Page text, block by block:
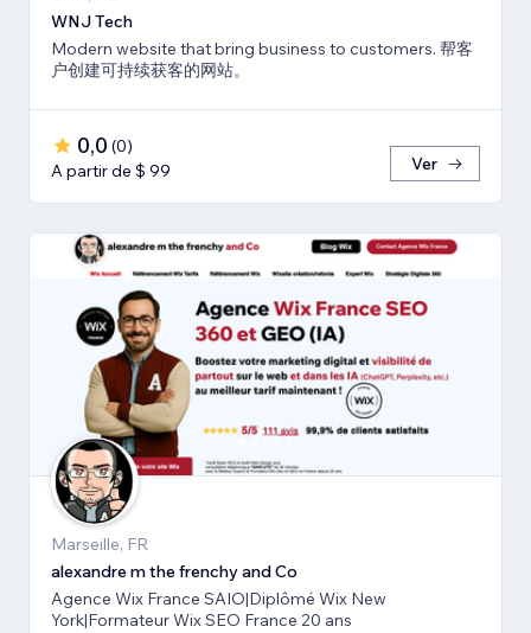
WNJ Tech
Modern website that bring business to customers. 帮客
户创建可持续获客的网站。
0,0 (0)
A partir de $ 99
Ver
Marseille, FR
alexandre m the frenchy and Co
Agence Wix France SAIO|Diplômé Wix New
York|Formateur Wix SEO France 20 ans